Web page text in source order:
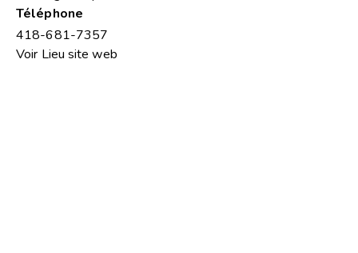
Téléphone
418-681-7357
Voir Lieu site web